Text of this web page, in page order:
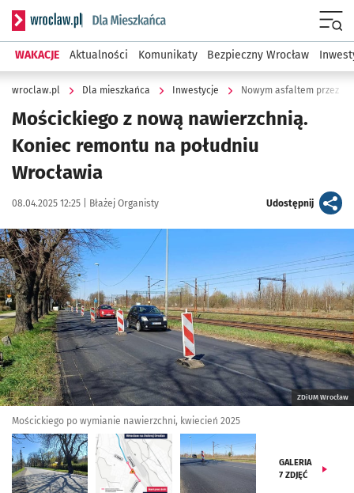
Serwis informacyjny wroclaw.pl podserwis: Dla mieszkańca
WAKACJE Aktualności Komunikaty Bezpieczny Wrocław
wroclaw.pl Dla mieszkańca Inwestycje Nowym asfaltem przez
Mościckiego z nową nawierzchnią.
Koniec remontu na południu
Wrocławia
Data publikacji:
08.04.2025 12:25 | Autor:
Błażej Organisty Udostępnijartykuł
Kliknij, aby zobaczyć galerię
ZDiUM Wrocław
Mościckiego po wymianie nawierzchni, kwiecień 2025
GALERIA
7 ZDJĘĆ